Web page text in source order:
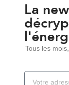
La
Tous les